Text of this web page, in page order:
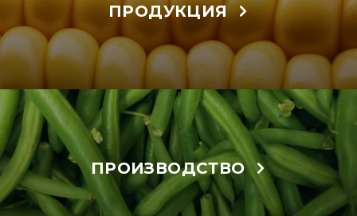
ПРОДУКЦИЯ
ПРОИЗВОДСТВО